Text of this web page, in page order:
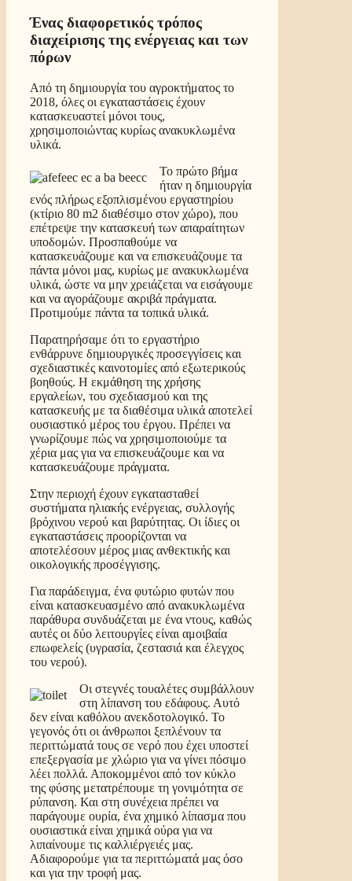
Ένας διαφορετικός τρόπος
διαχείρισης της ενέργειας και των
πόρων
Από τη δημιουργία του αγροκτήματος το
2018, όλες οι εγκαταστάσεις έχουν
κατασκευαστεί μόνοι τους,
χρησιμοποιώντας κυρίως ανακυκλωμένα
υλικά.
Το πρώτο βήμα
ήταν η δημιουργία
ενός πλήρως εξοπλισμένου εργαστηρίου
(κτίριο 80 m2 διαθέσιμο στον χώρο), που
επέτρεψε την κατασκευή των απαραίτητων
υποδομών. Προσπαθούμε να
κατασκευάζουμε και να επισκευάζουμε τα
πάντα μόνοι μας, κυρίως με ανακυκλωμένα
υλικά, ώστε να μην χρειάζεται να εισάγουμε
και να αγοράζουμε ακριβά πράγματα.
Προτιμούμε πάντα τα τοπικά υλικά.
Παρατηρήσαμε ότι το εργαστήριο
ενθάρρυνε δημιουργικές προσεγγίσεις και
σχεδιαστικές καινοτομίες από εξωτερικούς
βοηθούς. Η εκμάθηση της χρήσης
εργαλείων, του σχεδιασμού και της
κατασκευής με τα διαθέσιμα υλικά αποτελεί
ουσιαστικό μέρος του έργου. Πρέπει να
γνωρίζουμε πώς να χρησιμοποιούμε τα
χέρια μας για να επισκευάζουμε και να
κατασκευάζουμε πράγματα.
Στην περιοχή έχουν εγκατασταθεί
συστήματα ηλιακής ενέργειας, συλλογής
βρόχινου νερού και βαρύτητας. Οι ίδιες οι
εγκαταστάσεις προορίζονται να
αποτελέσουν μέρος μιας ανθεκτικής και
οικολογικής προσέγγισης.
Για παράδειγμα, ένα φυτώριο φυτών που
είναι κατασκευασμένο από ανακυκλωμένα
παράθυρα συνδυάζεται με ένα ντους, καθώς
αυτές οι δύο λειτουργίες είναι αμοιβαία
επωφελείς (υγρασία, ζεστασιά και έλεγχος
του νερού).
Οι στεγνές τουαλέτες συμβάλλουν
στη λίπανση του εδάφους. Αυτό
δεν είναι καθόλου ανεκδοτολογικό. Το
γεγονός ότι οι άνθρωποι ξεπλένουν τα
περιττώματά τους σε νερό που έχει υποστεί
επεξεργασία με χλώριο για να γίνει πόσιμο
λέει πολλά. Αποκομμένοι από τον κύκλο
της φύσης μετατρέπουμε τη γονιμότητα σε
ρύπανση. Και στη συνέχεια πρέπει να
παράγουμε ουρία, ένα χημικό λίπασμα που
ουσιαστικά είναι χημικά ούρα για να
λιπαίνουμε τις καλλιέργειές μας.
Αδιαφορούμε για τα περιττώματά μας όσο
και για την τροφή μας.